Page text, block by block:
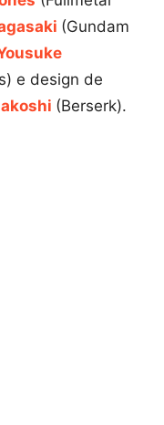
(Gundam
e design de
(Berserk).